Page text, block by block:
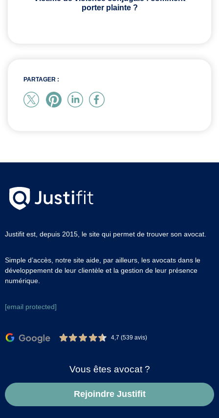
porter plainte ?
PARTAGER :
Justifit est, depuis 2015, le site qui permet de trouver son avocat.
Simple d’accès, notre site aide, par ailleurs, les avocats dans le
développement de leur clientèle et la gestion de leur présence
numérique.
[email protected]
4,7 (539 avis)
Vous êtes avocat ?
Rejoindre Justifit